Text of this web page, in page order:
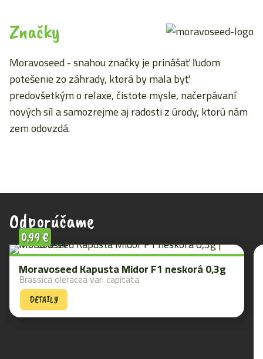
Značky
Moravoseed - snahou značky je prinášať ľudom
potešenie zo záhrady, ktorá by mala byť
predovšetkým o relaxe, čistote mysle, načerpávaní
nových síl a samozrejme aj radosti z úrody, ktorú nám
zem odovzdá.
Odporúčame
Moravoseed Kapusta Midor F1 neskorá 0,3g
0,99€
Brassica oleracea var. capitata
DETAILY